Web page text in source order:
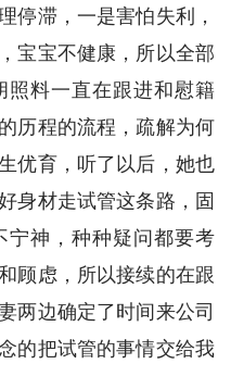
停滞，一是害怕失利，
宝宝不健康，所以全部
照料一直在跟进和慰籍
的历程的流程，疏解为何
优育，听了以后，她也
身材走试管这条路，固
宁神，种种疑问都要考
顾虑，所以接续的在跟
两边确定了时间来公司
的把试管的事情交给我